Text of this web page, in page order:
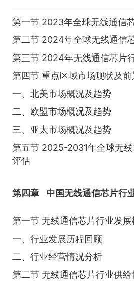
第一节 2023年全球无线通信
第二节 2024年全球无线通信
第三节 2024年无线通信芯片
第四节 重点区域市场现状及
一、北美市场概况及趋势
二、欧盟市场概况及趋势
三、亚太市场概况及趋势
第五节 2025-2031年全球无
评估
第四章 中国无线通信芯片行
第一节 无线通信芯片行业发
一、行业发展历程回顾
二、行业经营情况分析
第二节 无线通信芯片行业供